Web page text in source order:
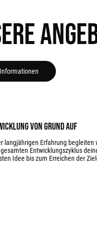
langjährigen Erfahrung begleiten
Entwicklungszyklus
Idee bis zum Erreichen der
von Grund auf